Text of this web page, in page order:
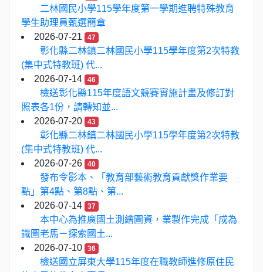
二林國民小學115學年度第一學期進聘特殊教育
學生助理員甄選簡章
2026-07-21
47
彰化縣二林鎮二林國民小學115學年度第2次特教
(集中式特教班) 代...
2026-07-14
46
檢送彰化縣115年度語文競賽實施計畫及修訂對
照表各1份，請轉知並...
2026-07-20
43
彰化縣二林鎮二林國民小學115學年度第2次特教
(集中式特教班) 代...
2026-07-26
40
發布令影本、「教育部藝術教育貢獻獎作業要
點」第4點、第8點、第...
2026-07-14
37
本中心為推廣國土測繪圖資，業製作完成「成為
識圖老馬－探索國土...
2026-07-10
36
檢送國立屏東大學115年度在職教師進修原住民